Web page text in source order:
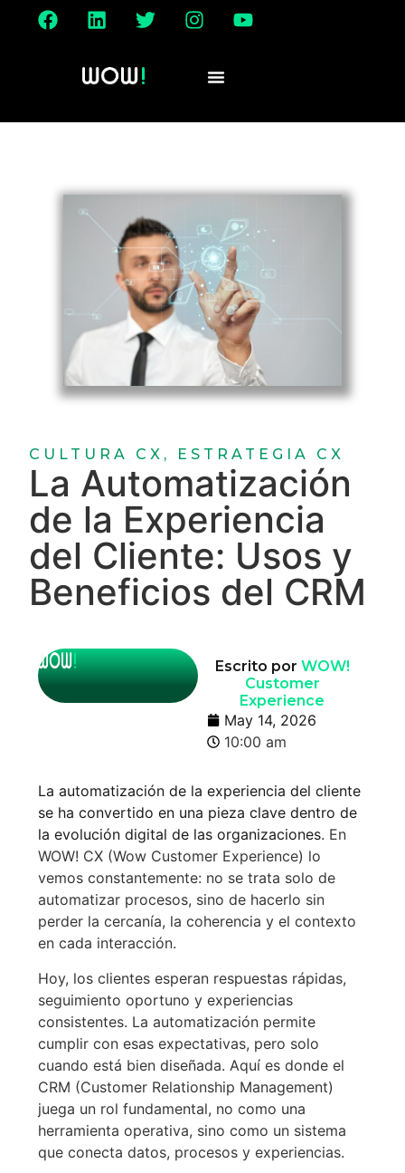
CULTURA CX , ESTRATEGIA CX
La Automatización
de la Experiencia
del Cliente: Usos y
Beneficios del CRM
Escrito por WOW!
Customer
Experience
May 14, 2026
10:00 am
La automatización de la experiencia del cliente
se ha convertido en una pieza clave dentro de
la evolución digital de las organizaciones. En
WOW! CX (Wow Customer Experience) lo
vemos constantemente: no se trata solo de
automatizar procesos, sino de hacerlo sin
perder la cercanía, la coherencia y el contexto
en cada interacción.
Hoy, los clientes esperan respuestas rápidas,
seguimiento oportuno y experiencias
consistentes. La automatización permite
cumplir con esas expectativas, pero solo
cuando está bien diseñada. Aquí es donde el
CRM (Customer Relationship Management)
juega un rol fundamental, no como una
herramienta operativa, sino como un sistema
que conecta datos, procesos y experiencias.